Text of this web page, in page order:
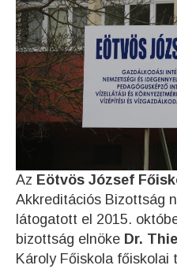
Az Eötvös József
Akkreditációs Bizottság
látogatott el 2015.
bizottság elnöke Dr.
Károly Főiskola főiskolai